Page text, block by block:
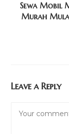
Sewa Mobil
Murah
Leave a Reply